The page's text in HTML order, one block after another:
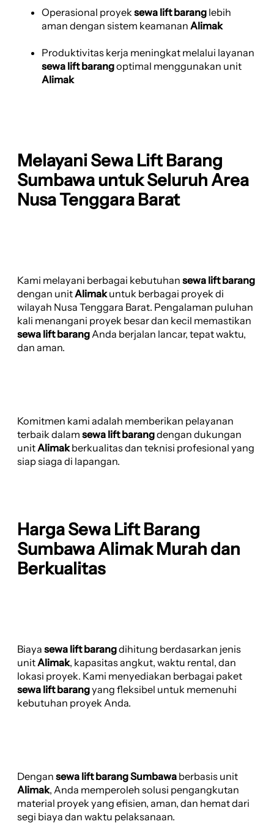
Operasional proyek sewa lift barang lebih
aman dengan sistem keamanan Alimak
Produktivitas kerja meningkat melalui layanan
sewa lift barangoptimal menggunakan unit
Alimak
Melayani Sewa Lift Barang
Sumbawa untuk Seluruh Area
Nusa Tenggara Barat
Kami melayani berbagai kebutuhan sewa lift barang
dengan unit Alimakuntuk berbagai proyek di
wilayah Nusa Tenggara Barat. Pengalaman puluhan
kali menangani proyek besar dan kecil memastikan
sewa lift barang Anda berjalan lancar, tepat waktu,
dan aman.
Komitmen kami adalah memberikan pelayanan
terbaik dalam sewa lift barangdengan dukungan
unitAlimakberkualitas dan teknisi profesional yang
siap siaga di lapangan.
Harga Sewa Lift Barang
Sumbawa Alimak Murah dan
Berkualitas
Biaya sewa lift barangdihitung berdasarkan jenis
unit Alimak, kapasitas angkut, waktu rental, dan
lokasi proyek. Kami menyediakan berbagai paket
sewa lift barangyang fleksibel untuk memenuhi
kebutuhan proyek Anda.
Dengan sewa lift barang Sumbawa berbasis unit
Alimak, Anda memperoleh solusi pengangkutan
material proyek yang efisien, aman, dan hemat dari
segi biaya dan waktu pelaksanaan.